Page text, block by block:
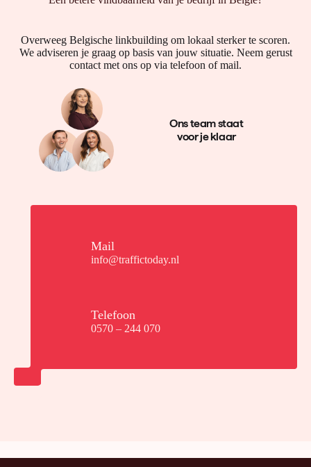
Overweeg Belgische linkbuilding om lokaal sterker te scoren.
We adviseren je graag op basis van jouw situatie. Neem gerust
contact met ons op via telefoon of mail.
Ons team staat
voor je klaar
Mail
info@traffictoday.nl
Telefoon
0570 – 244 070